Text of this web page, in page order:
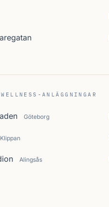
ANLÄGGNINGAR
Göteborg
Klippan
Alingsås